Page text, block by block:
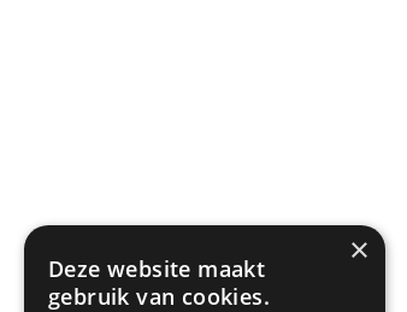
×
Deze website maakt
gebruik van cookies.